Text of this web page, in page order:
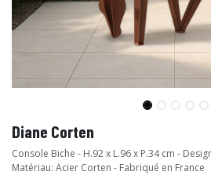
Diane Corten
Console Biche - H.92 x L.96 x P.34 cm -
Matériau: Acier Corten - Fabriqué en France